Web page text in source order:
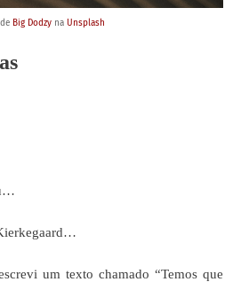
Big Dodzy na Unsplash
um texto chamado “Temos que